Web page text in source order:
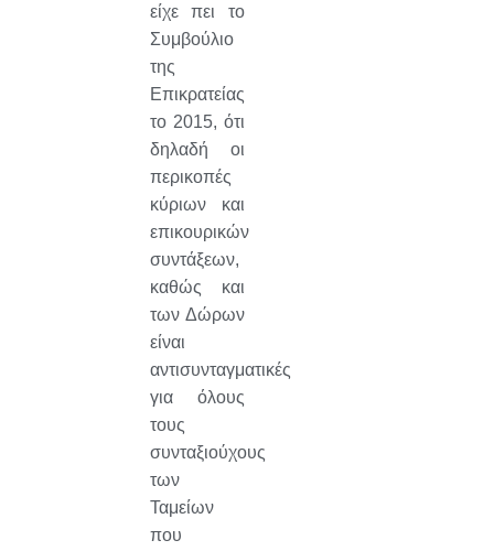
είχε πει το
Συμβούλιο
της
Επικρατείας
το 2015, ότι
δηλαδή οι
περικοπές
κύριων και
επικουρικών
συντάξεων,
καθώς και
των Δώρων
είναι
αντισυνταγματικές
για όλους
τους
συνταξιούχους
των
Ταμείων
που